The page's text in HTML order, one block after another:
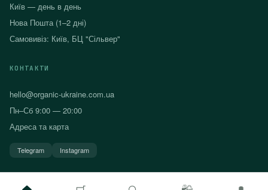
Київ — день в день
Нова Пошта (1–2 дні)
Самовивіз: Київ, БЦ "Сільвер"
КОНТАКТИ
hello@organic-ukraine.com.ua
Пн–Сб 9:00 — 20:00
Адреса та карта
Telegram Instagram